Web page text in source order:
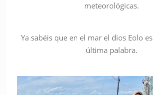
meteorológicas.
Ya sabéis que en el mar el dios Eolo
última palabra.